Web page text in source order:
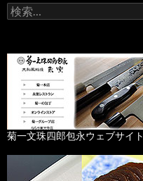
検
索
菊一文珠四郎包永ウェブサイト